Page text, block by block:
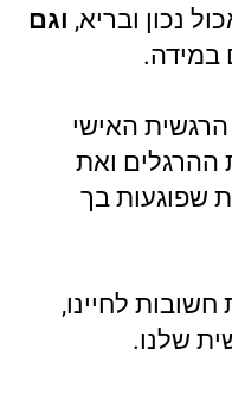
נכון ובריא, וגם
במידה.
האישי
ההרגלים ואת
שפוגעות בך
לחיינו,
שלנו.